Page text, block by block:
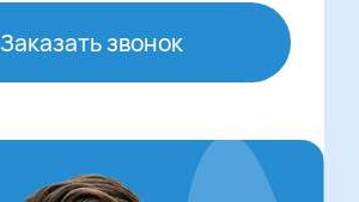
Заказать звонок